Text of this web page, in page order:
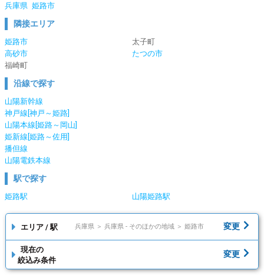
兵庫県 姫路市
隣接エリア
姫路市
太子町
高砂市
たつの市
福崎町
沿線で探す
山陽新幹線
神戸線[神戸～姫路]
山陽本線[姫路～岡山]
姫新線[姫路～佐用]
播但線
山陽電鉄本線
駅で探す
姫路駅 山陽姫路駅
エリア / 駅 兵庫県 ＞ 兵庫県 - そのほかの地域 ＞ 姫路市 変更
現在の
絞込み条件
変更